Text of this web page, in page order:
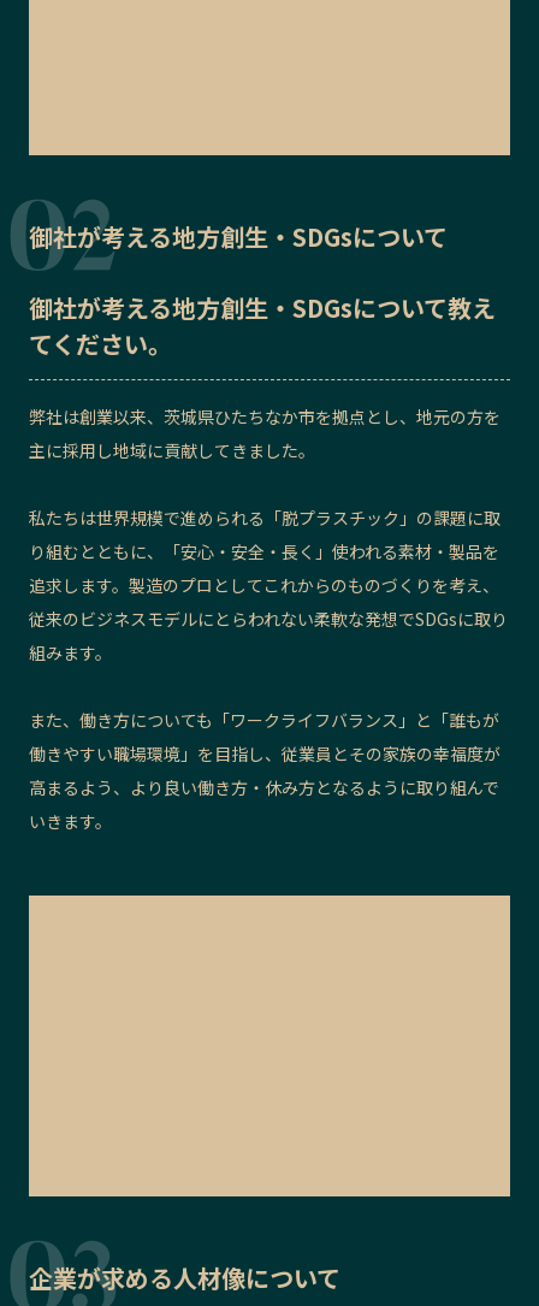
御社が考える地方創生・SDGsについて
御社が考える地方創生・SDGsについて教え
てください。
弊社は創業以来、茨城県ひたちなか市を拠点とし、地元の方を
主に採用し地域に貢献してきました。
私たちは世界規模で進められる「脱プラスチック」の課題に取
り組むとともに、「安心・安全・長く」使われる素材・製品を
追求します。製造のプロとしてこれからのものづくりを考え、
従来のビジネスモデルにとらわれない柔軟な発想でSDGsに取り
組みます。
また、働き方についても「ワークライフバランス」と「誰もが
働きやすい職場環境」を目指し、従業員とその家族の幸福度が
高まるよう、より良い働き方・休み方となるように取り組んで
いきます。
企業が求める人材像について